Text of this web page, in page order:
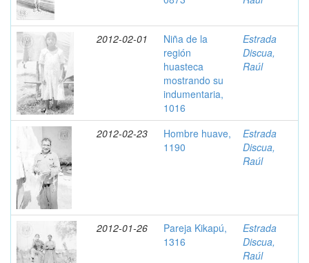
2012-02-01
Niña de la
región
huasteca
mostrando su
indumentaria,
1016
Estrada
Discua,
Raúl
2012-02-23
Hombre huave,
1190
Estrada
Discua,
Raúl
2012-01-26
Pareja Kikapú,
1316
Estrada
Discua,
Raúl